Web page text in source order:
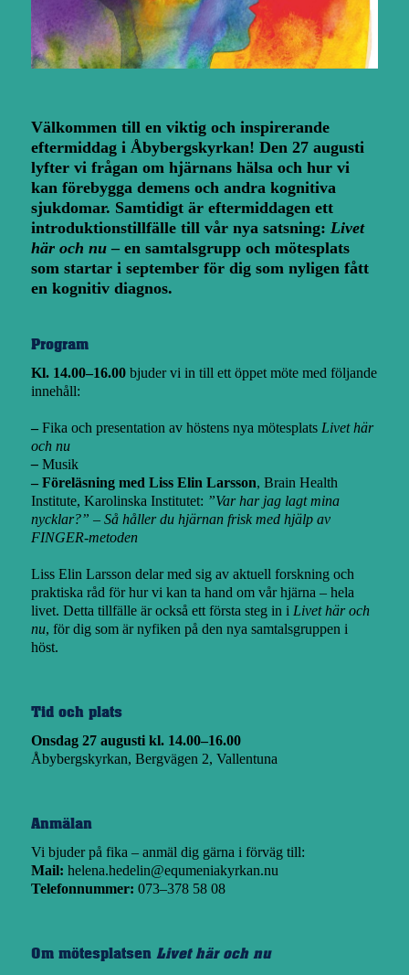
Välkommen till en viktig och inspirerande
eftermiddag i Åbybergskyrkan! Den 27 augusti
lyfter vi frågan om hjärnans hälsa och hur vi
kan förebygga demens och andra kognitiva
sjukdomar. Samtidigt är eftermiddagen ett
introduktionstillfälle till vår nya satsning: Livet
här och nu– en samtalsgrupp och mötesplats
som startar i september för dig som nyligen fått
en kognitiv diagnos.
Program
Kl. 14.00–16.00bjuder vi in till ett öppet möte med följande
innehåll:
–Fika och presentation av höstens nya mötesplats Livet här
och nu
– Musik
– Föreläsning med Liss Elin Larsson, Brain Health
Institute, Karolinska Institutet: ”Var har jag lagt mina
nycklar?” – Så håller du hjärnan frisk med hjälp av
FINGER-metoden
Liss Elin Larsson delar med sig av aktuell forskning och
praktiska råd för hur vi kan ta hand om vår hjärna – hela
livet. Detta tillfälle är också ett första steg in i Livet här och
nu, för dig som är nyfiken på den nya samtalsgruppen i
höst.
Tid och plats
Onsdag 27 augusti kl. 14.00–16.00
Åbybergskyrkan, Bergvägen 2, Vallentuna
Anmälan
Vi bjuder på fika – anmäl dig gärna i förväg till:
Mail: helena.hedelin@equmeniakyrkan.nu
Telefonnummer: 073–378 58 08
Om mötesplatsen Livet här och nu